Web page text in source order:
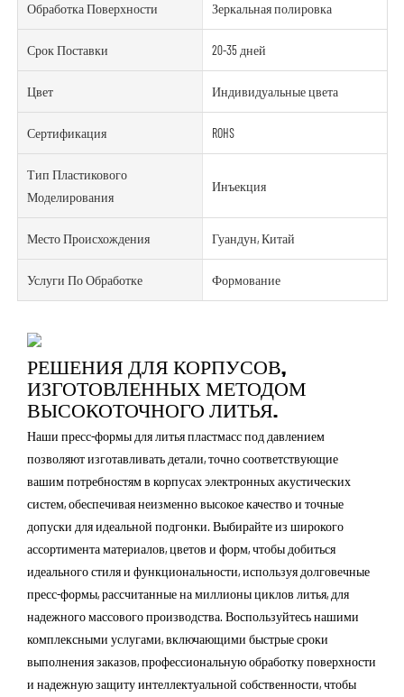
Обработка Поверхности Зеркальная полировка
Срок Поставки 20-35 дней
Цвет Индивидуальные цвета
Сертификация ROHS
Тип Пластикового
Моделирования
Инъекция
Место Происхождения Гуандун, Китай
Услуги По Обработке Формование
РЕШЕНИЯ ДЛЯ КОРПУСОВ,
ИЗГОТОВЛЕННЫХ МЕТОДОМ
ВЫСОКОТОЧНОГО ЛИТЬЯ.
Наши пресс-формы для литья пластмасс под давлением
позволяют изготавливать детали, точно соответствующие
вашим потребностям в корпусах электронных акустических
систем, обеспечивая неизменно высокое качество и точные
допуски для идеальной подгонки. Выбирайте из широкого
ассортимента материалов, цветов и форм, чтобы добиться
идеального стиля и функциональности, используя долговечные
пресс-формы, рассчитанные на миллионы циклов литья, для
надежного массового производства. Воспользуйтесь нашими
комплексными услугами, включающими быстрые сроки
выполнения заказов, профессиональную обработку поверхности
и надежную защиту интеллектуальной собственности, чтобы